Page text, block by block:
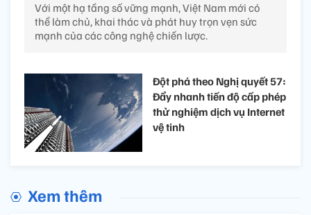
Với một hạ tầng số vững mạnh, Việt Nam mới có
thể làm chủ, khai thác và phát huy trọn vẹn sức
mạnh của các công nghệ chiến lược.
Đột phá theo Nghị quyết 57:
Đẩy nhanh tiến độ cấp phép
thử nghiệm dịch vụ Internet
vệ tinh
Xem thêm